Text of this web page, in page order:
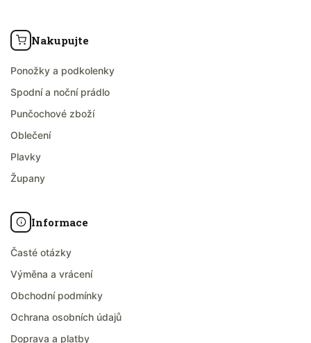
Nakupujte
Ponožky a podkolenky
Spodní a noční prádlo
Punčochové zboží
Oblečení
Plavky
Župany
Informace
Časté otázky
Výměna a vrácení
Obchodní podmínky
Ochrana osobních údajů
Doprava a platby